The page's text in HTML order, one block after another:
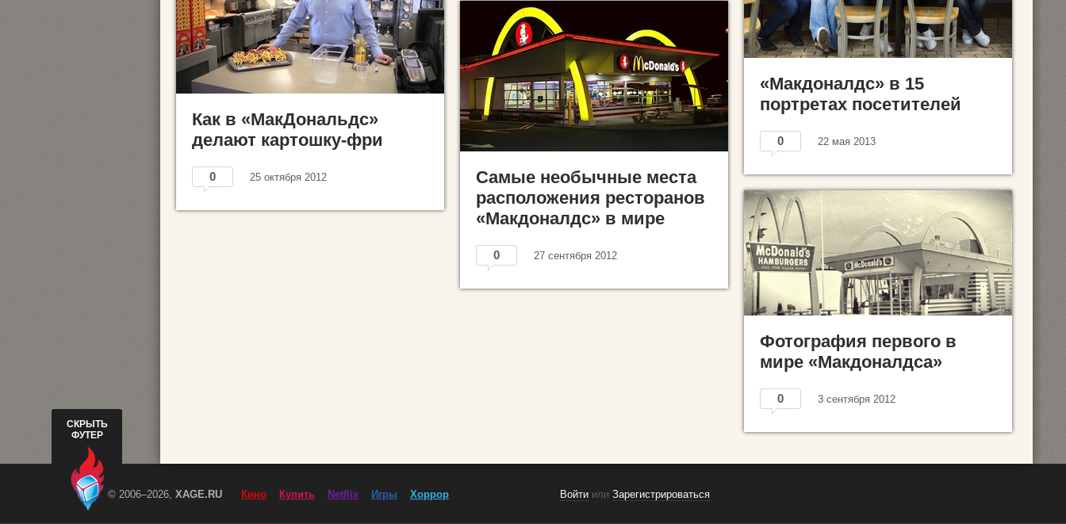
«Макдоналдс» в 15
портретах посетителей
0 22 мая 2013
Как в «МакДональдс»
делают картошку-фри
0 25 октября 2012
Самые необычные места
расположения ресторанов
«Макдоналдс» в мире
0 27 сентября 2012
Фотография первого в
мире «Макдоналдса»
0 3 сентября 2012
СКРЫТЬ
ФУТЕР
© 2006–2026, XAGE.RU Кино Купить Netflix Игры Хоррор Войти или Зарегистрироваться